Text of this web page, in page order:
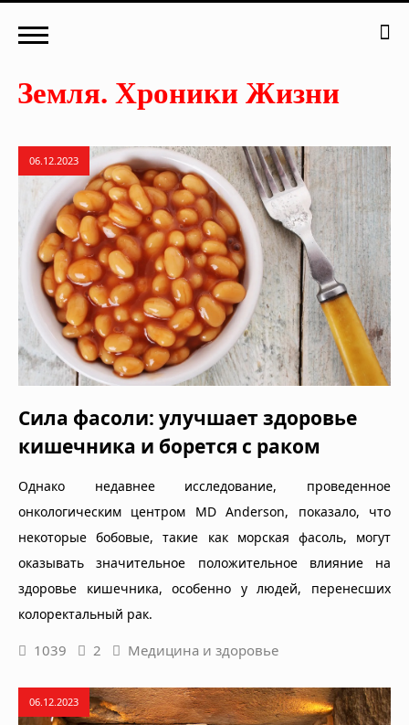
06.12.2023
Сила фасоли: улучшает здоровье
кишечника и борется с раком
Однако недавнее исследование, проведенное
онкологическим центром MD Anderson, показало, что
некоторые бобовые, такие как морская фасоль, могут
оказывать значительное положительное влияние на
здоровье кишечника, особенно у людей, перенесших
колоректальный рак.
1039 2 Медицина и здоровье
06.12.2023